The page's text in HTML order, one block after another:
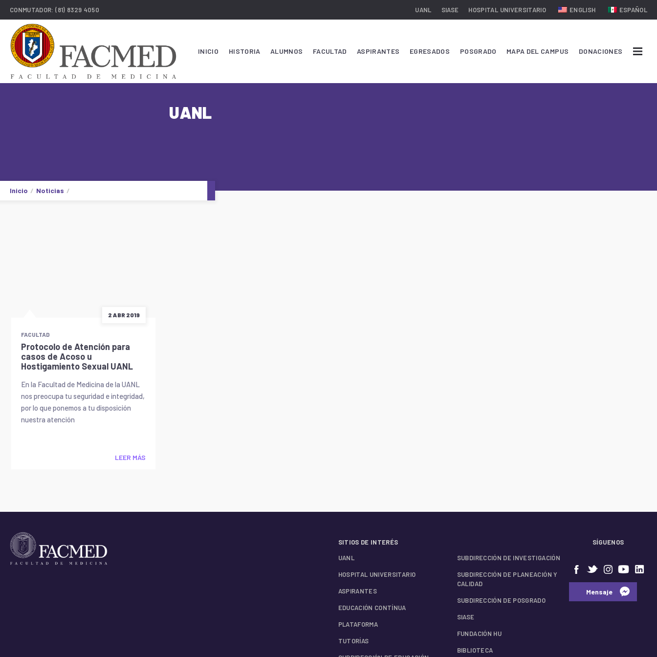
CONMUTADOR:(81) 8329 4050 UANL SIASE HOSPITAL UNIVERSITARIO ENGLISH ESPAÑOL
INICIO HISTORIA ALUMNOS FACULTAD ASPIRANTES EGRESADOS POSGRADO MAPA DEL CAMPUS DONACIONES
UANL
Inicio Noticias
2 ABR 2019
FACULTAD
Protocolo de Atención para
casos de Acoso u
Hostigamiento Sexual UANL
En la Facultad de Medicina de la UANL
nos preocupa tu seguridad e integridad,
por lo que ponemos a tu disposición
nuestra atención
LEER MÁS
SITIOS DE INTERÉS
UANL
HOSPITAL UNIVERSITARIO
ASPIRANTES
EDUCACIÓN CONTÍNUA
PLATAFORMA
TUTORÍAS
SUBDIRECCIÓN DE INVESTIGACIÓN
SUBDIRECCIÓN DE PLANEACIÓN Y
CALIDAD
SUBDIRECCIÓN DE POSGRADO
SIASE
FUNDACIÓN HU
BIBLIOTECA
SÍGUENOS
⠀⠀Mensaje⠀